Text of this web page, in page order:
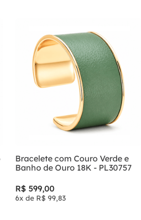
Bracelete com Couro Verde e
Banho de Ouro 18K - PL30757
R$ 599,00
6x de R$ 99,83